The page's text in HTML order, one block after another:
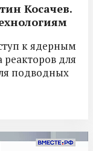
Косачев.
к ядерным
реакторов для
подводных